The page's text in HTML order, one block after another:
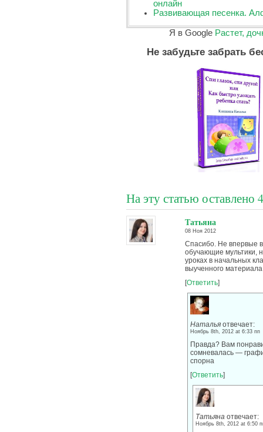
онлайн
Развивающая песенка.
Я в Google Растет,
Не забудьте забрать
На эту статью оставлено
Татьяна
08 Ноя 2012
Спасибо. Не впервые
обучающие мультики,
уроках в начальных
выученного
[Ответить]
Наталья отвечает:
Ноябрь 8th, 2012 at 6:33 пп
Правда? Вам
сомневалась —
спорна
[Ответить]
Татьяна отвечает:
Ноябрь 8th, 2012 at 6:50